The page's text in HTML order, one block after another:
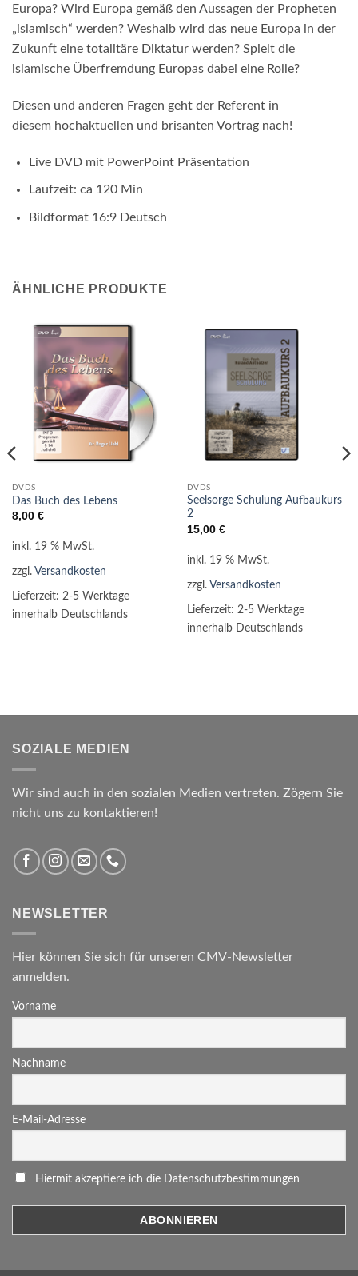
Europa? Wird Europa gemäß den Aussagen der Propheten
„islamisch“ werden? Weshalb wird das neue Europa in der
Zukunft eine totalitäre Diktatur werden? Spielt die
islamische Überfremdung Europas dabei eine Rolle?
Diesen und anderen Fragen geht der Referent in
diesem hochaktuellen und brisanten Vortrag nach!
Live DVD mit PowerPoint Präsentation
Laufzeit: ca 120 Min
Bildformat 16:9 Deutsch
ÄHNLICHE PRODUKTE
DVDS
Das Buch des Lebens
8,00 €
inkl. 19 % MwSt.
zzgl. Versandkosten
Lieferzeit: 2-5 Werktage
innerhalb Deutschlands
DVDS
Seelsorge Schulung Aufbaukurs
2
15,00 €
inkl. 19 % MwSt.
zzgl. Versandkosten
Lieferzeit: 2-5 Werktage
innerhalb Deutschlands
SOZIALE MEDIEN
Wir sind auch in den sozialen Medien vertreten. Zögern Sie
nicht uns zu kontaktieren!
NEWSLETTER
Hier können Sie sich für unseren CMV-Newsletter
anmelden.
Vorname
Nachname
E-Mail-Adresse
Hiermit akzeptiere ich die Datenschutzbestimmungen